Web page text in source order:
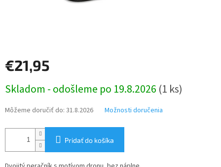
€21,95
cena:
Skladom - odošleme po 19.8.2026 (1 ks)
Môžeme doručiť do: 31.8.2026 Možnosti doručenia
Pridať do košíka